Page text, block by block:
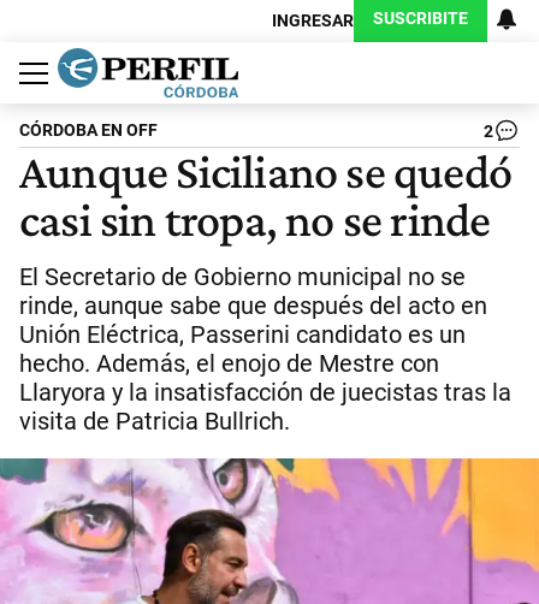
INGRESAR SUSCRIBITE
Política
Economía
Judiciales
Sociedad
Cultura
Espectáculos
Deportes
Protagonistas
CÓRDOBA EN OFF 2
Aunque Siciliano se quedó
casi sin tropa, no se rinde
El Secretario de Gobierno municipal no se
rinde, aunque sabe que después del acto en
Unión Eléctrica, Passerini candidato es un
hecho. Además, el enojo de Mestre con
Llaryora y la insatisfacción de juecistas tras la
visita de Patricia Bullrich.